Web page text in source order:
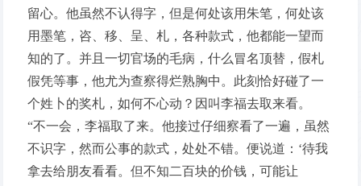
留心。他虽然不认得字，但是何处该用朱笔，何处该
用墨笔，咨、移、呈、札，各种款式，他都能一望而
知的了。并且一切官场的毛病，什么冒名顶替，假札
假凭等事，他尤为查察得烂熟胸中。此刻恰好碰了一
个姓卜的奖札，如何不心动？因叫李福去取来看。
“不一会，李福取了来。他接过仔细察看了一遍，虽然
不识字，然而公事的款式，处处不错。便说道：‘待我
拿去给朋友看看。但不知二百块的价钱，可能让